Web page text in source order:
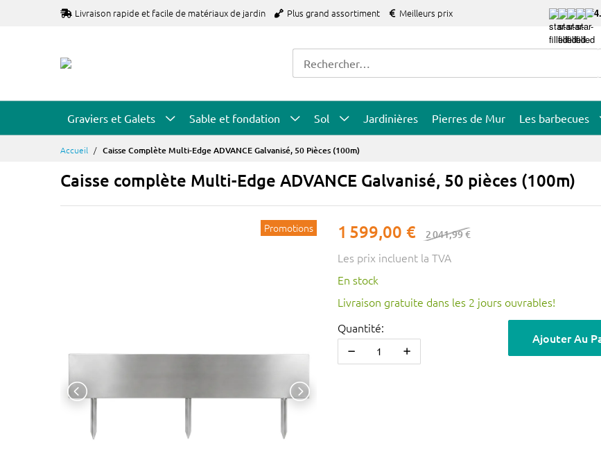
Livraison rapide et facile de matériaux de jardin Plus grand assortiment Meilleurs prix
Graviers et Galets Sable et fondation Sol Jardinières Pierres de Mur Les barbecues
Accueil Caisse Complète Multi-Edge ADVANCE Galvanisé, 50 Pièces (100m)
Caisse complète Multi-Edge ADVANCE Galvanisé, 50 pièces (100m)
Promotions 1 599,00 € 2 041,99 €
Les prix incluent la TVA
En stock
Livraison gratuite dans les 2 jours ouvrables!
Quantité:
Ajouter Au